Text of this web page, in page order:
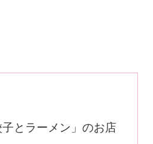
とラーメン」のお店